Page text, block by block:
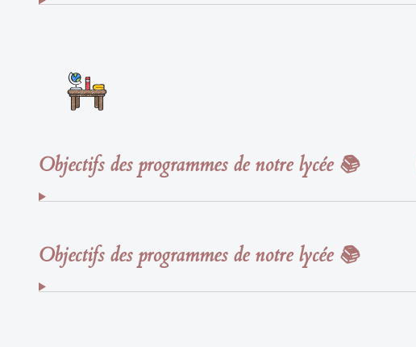
Objectifs des programmes de notre lycée 📚
Objectifs des programmes de notre lycée 📚